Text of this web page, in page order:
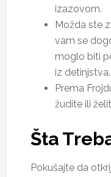
izazovom.
Možda ste
vam se
moglo biti
iz detinjstva.
Prema
žudite ili
Šta
Pokušajte da